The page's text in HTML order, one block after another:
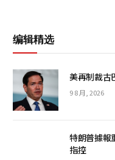
编辑精选
美再制裁古
9 8 月, 2026
特朗普據報
指控